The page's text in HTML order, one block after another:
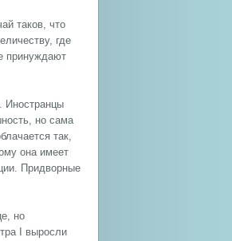
таков, что
где
принуждают
Иностранцы
но сама
так,
она имеет
Придворные
но
I выросли